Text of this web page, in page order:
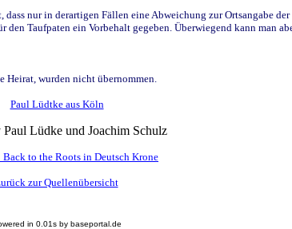
nur in derartigen Fällen eine Abweichung zur Ortsangabe
Taufpaten ein Vorbehalt gegeben. Überwiegend kann man
Heirat, wurden nicht übernommen.
Paul Lüdtke aus Köln
Lüdke und Joachim Schulz
to the Roots in Deutsch Krone
zur Quellenübersicht
in 0.01s by baseportal.de